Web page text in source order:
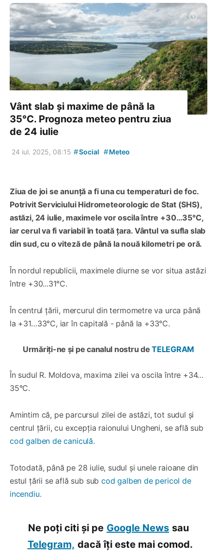
Vânt slab și maxime de până la
35°C. Prognoza meteo pentru ziua
de 24 iulie
24 iul. 2025, 08:15 #Social #Meteo
Ziua de joi se anunță a fi una cu temperaturi de foc.
Potrivit Serviciului Hidrometeorologic de Stat (SHS),
astăzi, 24 iulie, maximele vor oscila între +30…35°C,
iar cerul va fi variabil în toată țara. Vântul va sufla slab
din sud, cu o viteză de până la nouă kilometri pe oră.
În nordul republicii, maximele diurne se vor situa astăzi
între +30...31°C.
În centrul țării, mercurul din termometre va urca până
la +31…33°C, iar în capitală - până la +33°C.
Urmăriți-ne și pe canalul nostru deTELEGRAM
În sudul R. Moldova, maxima zilei va oscila între +34…
35°C.
Amintim că, pe parcursul zilei de astăzi, tot sudul și
centrul țării, cu excepția raionului Ungheni, se află sub
cod galben de caniculă.
Totodată, până pe 28 iulie, sudul și unele raioane din
estul țării se află sub sub cod galben de pericol de
incendiu.
Ne poți citi și pe Google News sau
Telegram, dacă îți este mai comod.